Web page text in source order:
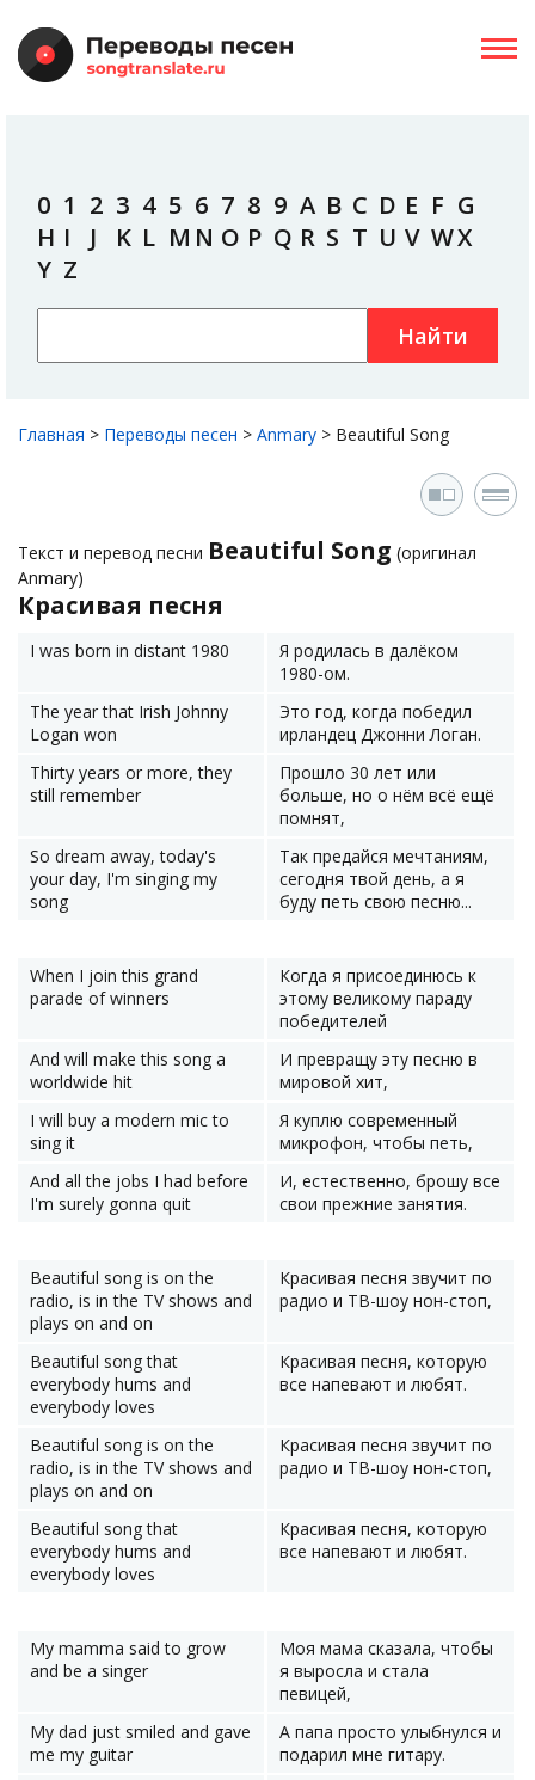
0 1 2 3 4 5 6 7 8 9 A B C D E F G
H I J K L M N O P Q R S T U V WX
Y Z
Найти
Главная > Переводы песен > Anmary > Beautiful Song
Текст и перевод песни Beautiful Song (оригинал
Anmary)
Красивая песня
I was born in distant 1980
Я родилась в далёком
1980-ом.
The year that Irish Johnny
Logan won
Это год, когда победил
ирландец Джонни Логан.
Thirty years or more, they
still remember
Прошло 30 лет или
больше, но о нём всё ещё
помнят,
So dream away, today's
your day, I'm singing my
song
Так предайся мечтаниям,
сегодня твой день, а я
буду петь свою песню...
When I join this grand
parade of winners
Когда я присоединюсь к
этому великому параду
победителей
And will make this song a
worldwide hit
И превращу эту песню в
мировой хит,
I will buy a modern mic to
sing it
Я куплю современный
микрофон, чтобы петь,
And all the jobs I had before
I'm surely gonna quit
И, естественно, брошу все
свои прежние занятия.
Beautiful song is on the
radio, is in the TV shows and
plays on and on
Красивая песня звучит по
радио и ТВ-шоу нон-стоп,
Beautiful song that
everybody hums and
everybody loves
Красивая песня, которую
все напевают и любят.
Beautiful song is on the
radio, is in the TV shows and
plays on and on
Красивая песня звучит по
радио и ТВ-шоу нон-стоп,
Beautiful song that
everybody hums and
everybody loves
Красивая песня, которую
все напевают и любят.
My mamma said to grow
and be a singer
Моя мама сказала, чтобы
я выросла и стала
певицей,
My dad just smiled and gave
me my guitar
А папа просто улыбнулся и
подарил мне гитару.